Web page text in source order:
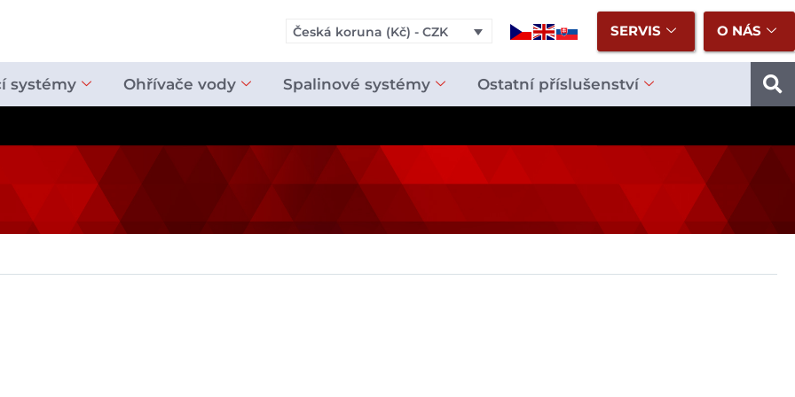
Česká koruna (Kč) - CZK SERVIS O NÁS
systémy Ohřívače vody Spalinové systémy Ostatní příslušenství